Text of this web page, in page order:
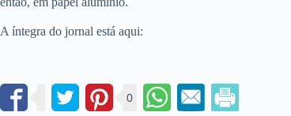
A íntegra do jornal está aqui:
0